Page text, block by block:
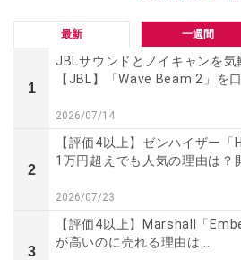
最新 一週間
1
JBLサウンドとノイキャンを気
【JBL】「Wave Beam 2」を口
2026/07/14
2
【評価4以上】ゼンハイザー「
1万円超えでも人気の理由は？
2026/07/23
3
【評価4以上】Marshall「
が高いのに売れる理由は...